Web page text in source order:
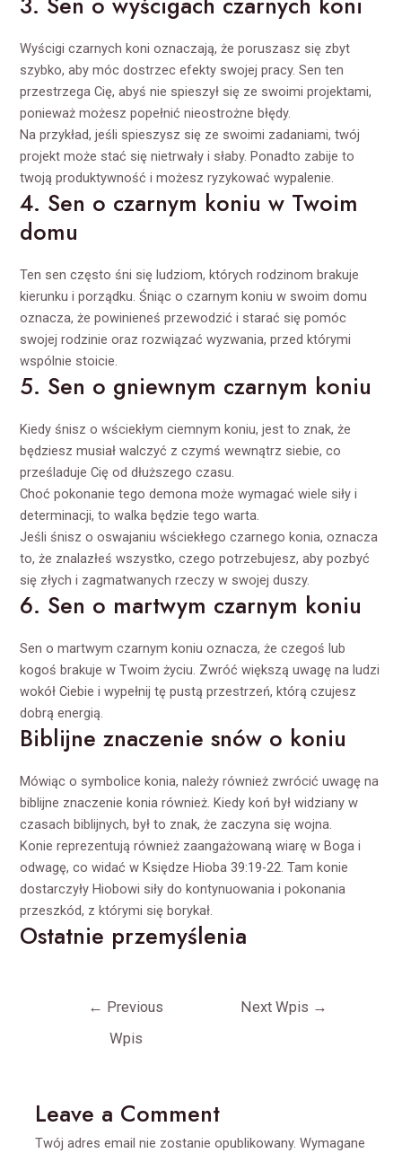
Wyścigi czarnych koni oznaczają, że poruszasz się zbyt
szybko, aby móc dostrzec efekty swojej pracy. Sen ten
przestrzega Cię, abyś nie spieszył się ze swoimi projektami,
ponieważ możesz popełnić nieostrożne błędy.
Na przykład, jeśli spieszysz się ze swoimi zadaniami, twój
projekt może stać się nietrwały i słaby. Ponadto zabije to
twoją produktywność i możesz ryzykować wypalenie.
4. Sen o czarnym koniu w Twoim
domu
Ten sen często śni się ludziom, których rodzinom brakuje
kierunku i porządku. Śniąc o czarnym koniu w swoim domu
oznacza, że powinieneś przewodzić i starać się pomóc
swojej rodzinie oraz rozwiązać wyzwania, przed którymi
wspólnie stoicie.
5. Sen o gniewnym czarnym koniu
Kiedy śnisz o wściekłym ciemnym koniu, jest to znak, że
będziesz musiał walczyć z czymś wewnątrz siebie, co
prześladuje Cię od dłuższego czasu.
Choć pokonanie tego demona może wymagać wiele siły i
determinacji, to walka będzie tego warta.
Jeśli śnisz o oswajaniu wściekłego czarnego konia, oznacza
to, że znalazłeś wszystko, czego potrzebujesz, aby pozbyć
się złych i zagmatwanych rzeczy w swojej duszy.
6. Sen o martwym czarnym koniu
Sen o martwym czarnym koniu oznacza, że czegoś lub
kogoś brakuje w Twoim życiu. Zwróć większą uwagę na ludzi
wokół Ciebie i wypełnij tę pustą przestrzeń, którą czujesz
dobrą energią.
Biblijne znaczenie snów o koniu
Mówiąc o symbolice konia, należy również zwrócić uwagę na
biblijne znaczenie konia również. Kiedy koń był widziany w
czasach biblijnych, był to znak, że zaczyna się wojna.
Konie reprezentują również zaangażowaną wiarę w Boga i
odwagę, co widać w Księdze Hioba 39:19-22. Tam konie
dostarczyły Hiobowi siły do kontynuowania i pokonania
przeszkód, z którymi się borykał.
Ostatnie przemyślenia
Nawigacja
← Previous
Wpis
Next Wpis →
Leave a Comment
Twój adres email nie zostanie opublikowany. Wymagane